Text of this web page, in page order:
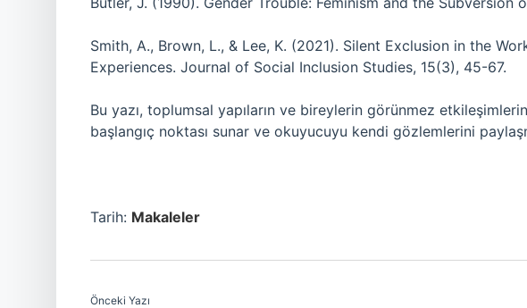
Smith, A., Brown, L., & Lee, K. (2021). Silent Exclusion in the
Experiences. Journal of Social Inclusion Studies, 15(3), 45-67.
Bu yazı, toplumsal yapıların ve bireylerin görünmez
başlangıç noktası sunar ve okuyucuyu kendi gözlemlerini
Tarih: Makaleler
Önceki Yazı